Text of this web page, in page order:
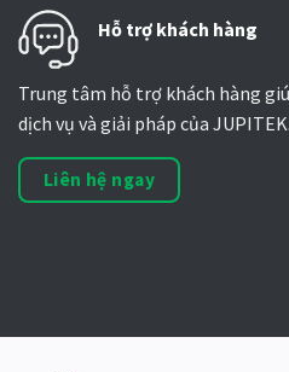
Hỗ trợ khách hàng
Trung tâm hỗ trợ khách hàng
dịch vụ và giải pháp của JUPITEK.
Liên hệ ngay